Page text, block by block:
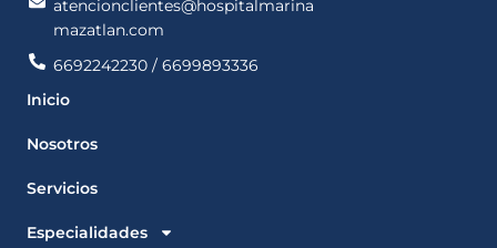
atencionclientes@hospitalmarina
mazatlan.com
6692242230 / 6699893336
Inicio
Nosotros
Servicios
Especialidades